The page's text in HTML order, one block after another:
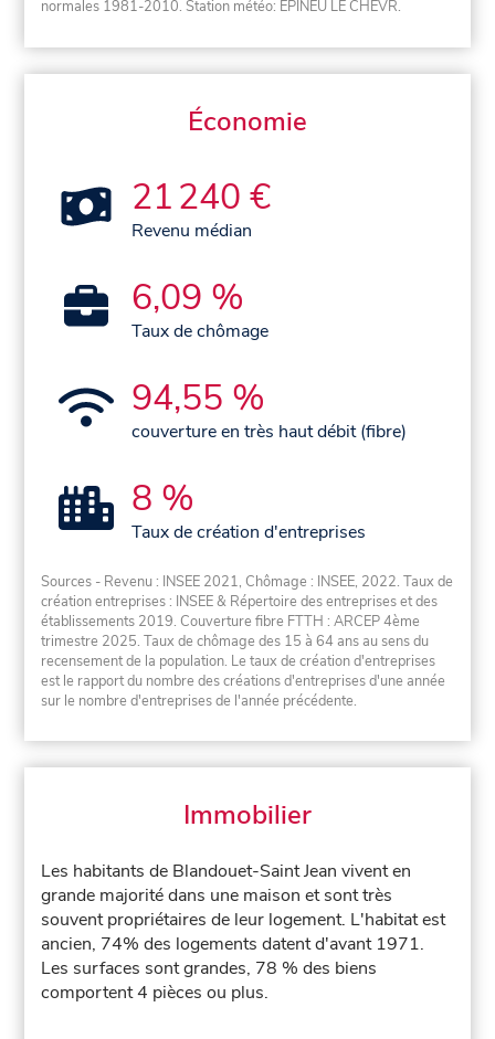
normales 1981-2010. Station météo: EPINEU LE CHEVR.
Économie
21 240 €
Revenu médian
6,09 %
Taux de chômage
94,55 %
couverture en très haut débit (fibre)
8 %
Taux de création d'entreprises
Sources - Revenu : INSEE 2021, Chômage : INSEE, 2022. Taux de
création entreprises : INSEE & Répertoire des entreprises et des
établissements 2019. Couverture fibre FTTH : ARCEP 4ème
trimestre 2025. Taux de chômage des 15 à 64 ans au sens du
recensement de la population. Le taux de création d'entreprises
est le rapport du nombre des créations d'entreprises d'une année
sur le nombre d'entreprises de l'année précédente.
Immobilier
Les habitants de Blandouet-Saint Jean vivent en
grande majorité dans une maison et sont très
souvent propriétaires de leur logement. L'habitat est
ancien, 74% des logements datent d'avant 1971.
Les surfaces sont grandes, 78 % des biens
comportent 4 pièces ou plus.